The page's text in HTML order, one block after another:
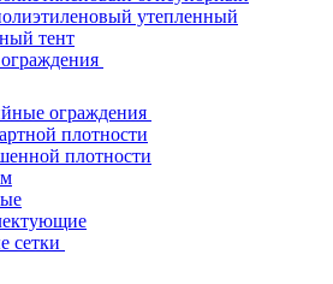
утепленный
тент
ограждения
плотности
плотности
сетки